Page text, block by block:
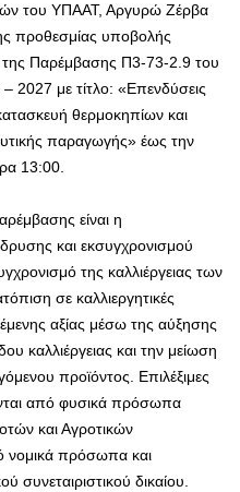
του ΥΠΑΑΤ, Αργυρώ Ζέρβα
προθεσμίας υποβολής
της Παρέμβασης Π3-73-2.9 του
2027 με τίτλο: «Επενδύσεις
θερμοκηπίων και
παραγωγής» έως την
13:00.
είναι η
και εκσυγχρονισμού
της καλλιέργειας των
σε καλλιεργητικές
αξίας μέσω της αύξησης
καλλιέργειας και την μείωση
προϊόντος. Επιλέξιμες
από φυσικά πρόσωπα
και Αγροτικών
νομικά πρόσωπα και
συνεταιριστικού δικαίου.